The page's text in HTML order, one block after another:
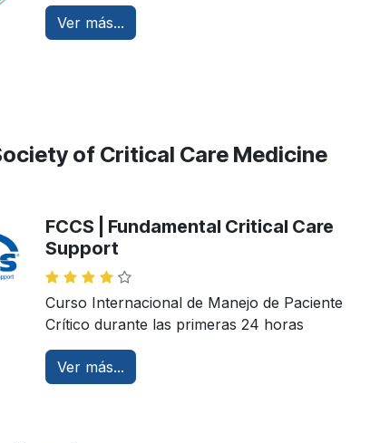
Ver más...
of Critical Care Medicine
FCCS | Fundamental Critical Care
Support
Curso Internacional de Manejo de Paciente
Crítico durante las primeras 24 horas
Ver más...